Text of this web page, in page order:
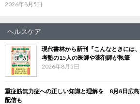
2026年8月5日
ヘルスケア
現代書林から新刊『こんなときには
考塾の15人の医師や薬剤師が執筆
2026年8月5日
重症筋無力症への正しい知識と理解を 8月8日広
配信も